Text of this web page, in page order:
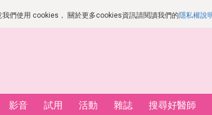
們使用 cookies， 關於更多cookies資訊請閱讀我們的隱私權說
影音 試用 活動 雜誌 搜尋好醫師